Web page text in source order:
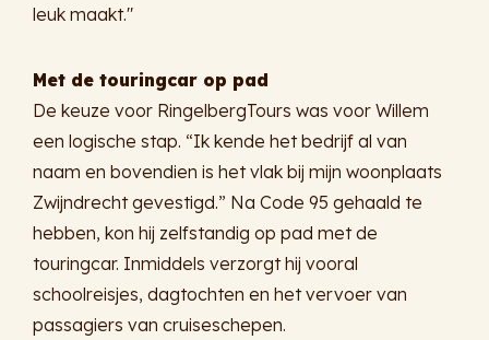
leuk maakt."
Met de touringcar op pad
De keuze voor RingelbergTours was voor Willem
een logische stap. “Ik kende het bedrijf al van
naam en bovendien is het vlak bij mijn woonplaats
Zwijndrecht gevestigd.” Na Code 95 gehaald te
hebben, kon hij zelfstandig op pad met de
touringcar. Inmiddels verzorgt hij vooral
schoolreisjes, dagtochten en het vervoer van
passagiers van cruiseschepen.